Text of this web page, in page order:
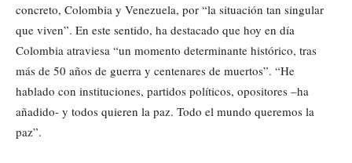
concreto, Colombia y Venezuela, por “la situación tan singular
que viven”. En este sentido, ha destacado que hoy en día
Colombia atraviesa “un momento determinante histórico, tras
más de 50 años de guerra y centenares de muertos”. “He
hablado con instituciones, partidos políticos, opositores –ha
añadido- y todos quieren la paz. Todo el mundo queremos la
paz”.